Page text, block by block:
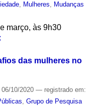
, Mulheres, Mudanças
março, às 9h30
das mulheres no
10/2020 — registrado em:
, Grupo de Pesquisa